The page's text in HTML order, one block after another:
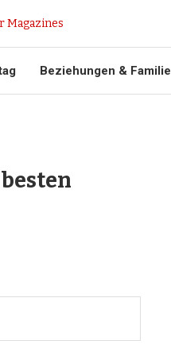
Beziehungen & Familie